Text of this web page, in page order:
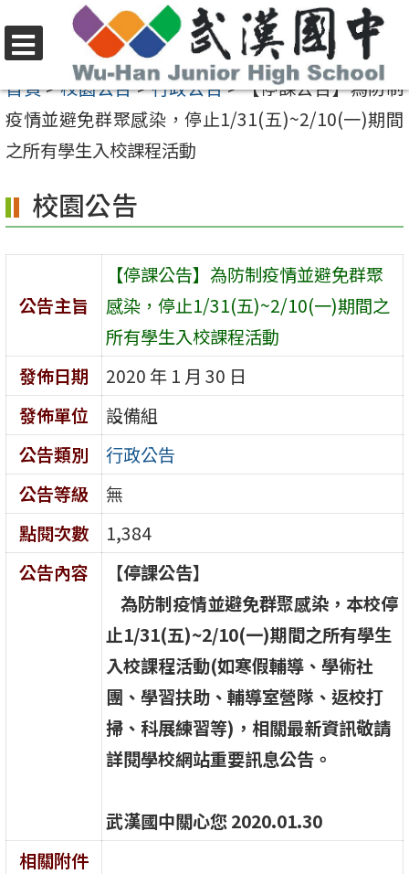
至
要
內
區
選
單
首頁>校園公告>行政公告>【停課公告】為防制
疫情並避免群聚感染，停止1/31(五)~2/10(一)期間
之所有學生入校課程活動
校園公告
公告主旨
【停課公告】為防制疫情並避免群聚
感染，停止1/31(五)~2/10(一)期間之
所有學生入校課程活動
發佈日期
2020 年 1 月 30 日
發佈單位
設備組
公告類別
行政公告
公告等級
無
點閱次數
1,384
公告內容
【停課公告】
為防制疫情並避免群聚感染，本校停
止1/31(五)~2/10(一)期間之所有學生
入校課程活動(如寒假輔導、學術社
團、學習扶助、輔導室營隊、返校打
掃、科展練習等) ，相關最新資訊敬請
詳閱學校網站重要訊息公告。
武漢國中關心您2020.01.30
相關附件